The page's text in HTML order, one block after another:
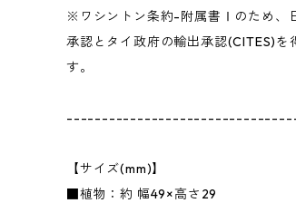
※ワシントン条約-附属書Ⅰのため、
承認とタイ政府の輸出承認(CITES)を
す。
【サイズ(mm)】
■植物：約 幅49×高さ29